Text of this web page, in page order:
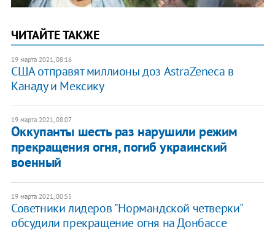
ЧИТАЙТЕ ТАКЖЕ
19 марта 2021, 08:16
США отправят миллионы доз AstraZeneca в
Канаду и Мексику
19 марта 2021, 08:07
Оккупанты шесть раз нарушили режим
прекращения огня, погиб украинский
военный
19 марта 2021, 00:55
Советники лидеров "Нормандской четверки"
обсудили прекращение огня на Донбассе